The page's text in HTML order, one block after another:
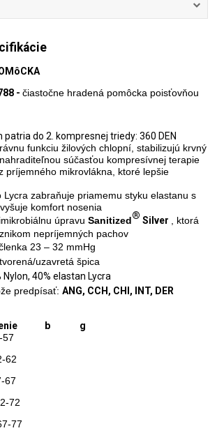
-čiastočne hradená pomôcka poisťovňou
do 2. kompresnej triedy: 360 DEN
funkciu žilových chlopní, stabilizujú krvný
súčasťou kompresívnej terapie
príjemného mikrovlákna, ktoré lepšie
Lycra zabraňuje priamemu styku elastanu s
komfort nosenia
úpravuSanitized® Silver
, ktorá
nepríjemných pachov
23 – 32 mmHg
uzavretá špica
Nylon, 40% elastan Lycra
predpísať:ANG, CCH, CHI, INT, DER
b g
62
67
72
77